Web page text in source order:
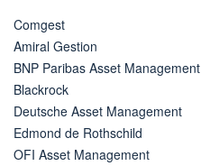
Comgest
Amiral Gestion
BNP Paribas Asset Management
Blackrock
Deutsche Asset Management
Edmond de Rothschild
OFI Asset Management